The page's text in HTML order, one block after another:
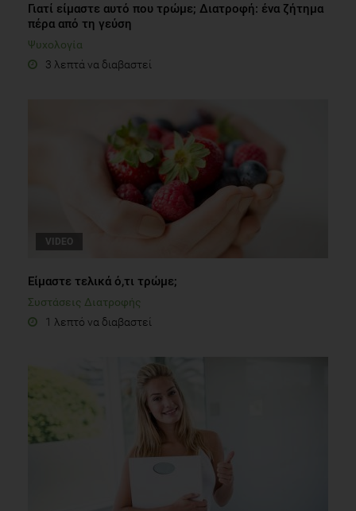
Γιατί είμαστε αυτό που τρώμε; Διατροφή: ένα ζήτημα
πέρα από τη γεύση
Ψυχολογία
3 λεπτά να διαβαστεί
VIDEO
Είμαστε τελικά ό,τι τρώμε;
Συστάσεις Διατροφής
1 λεπτό να διαβαστεί